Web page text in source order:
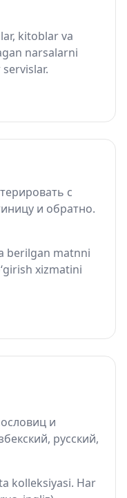
kitoblar va
narsalarni
с
и обратно.
berilgan matnni
xizmatini
и
русский,
kolleksiyasi. Har